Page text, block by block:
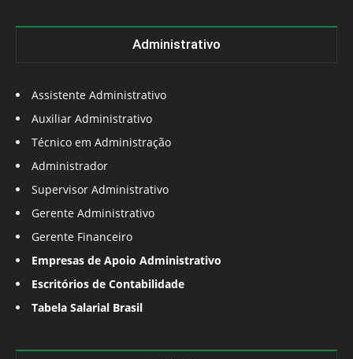
Administrativo
Assistente Administrativo
Auxiliar Administrativo
Técnico em Administração
Administrador
Supervisor Administrativo
Gerente Administrativo
Gerente Financeiro
Empresas de Apoio Administrativo
Escritórios de Contabilidade
Tabela Salarial Brasil